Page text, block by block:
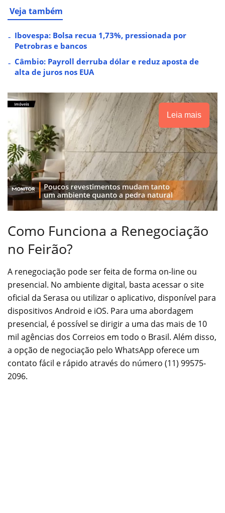
Veja também
Ibovespa: Bolsa recua 1,73%, pressionada por
Petrobras e bancos
Câmbio: Payroll derruba dólar e reduz aposta de
alta de juros nos EUA
Leia mais
Como Funciona a Renegociação
no Feirão?
A renegociação pode ser feita de forma on-line ou
presencial. No ambiente digital, basta acessar o site
oficial da Serasa ou utilizar o aplicativo, disponível para
dispositivos Android e iOS. Para uma abordagem
presencial, é possível se dirigir a uma das mais de 10
mil agências dos Correios em todo o Brasil. Além disso,
a opção de negociação pelo WhatsApp oferece um
contato fácil e rápido através do número (11) 99575-
2096.